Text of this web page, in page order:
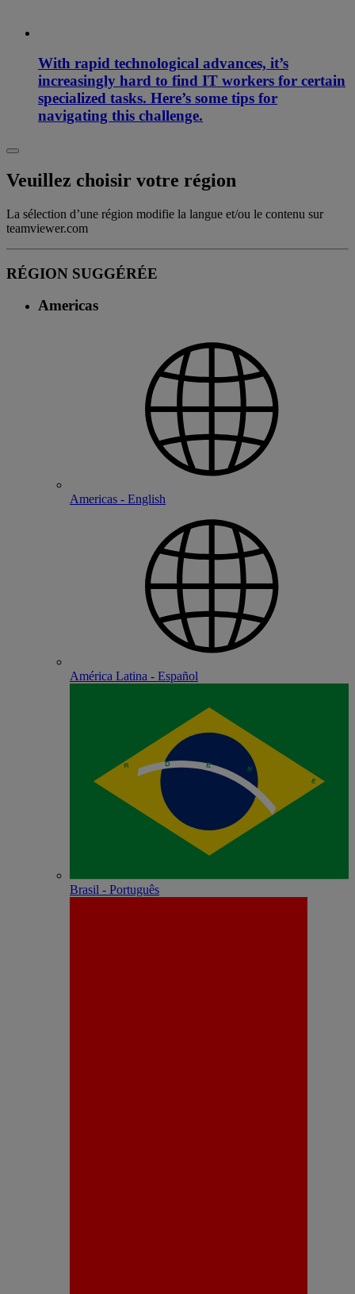
With rapid technological advances, it’s
increasingly hard to find IT workers for certain
specialized tasks. Here’s some tips for
navigating this challenge.
Veuillez choisir votre région
La sélection d’une région modifie la langue et/ou le contenu sur
teamviewer.com
RÉGION SUGGÉRÉE
Americas
Americas - English
América Latina - Español
Brasil - Português